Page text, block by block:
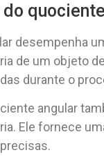
desempenha
de um objeto
durante o
angular
Ele fornece